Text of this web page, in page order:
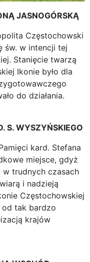
JASNOGÓRSKĄ
Częstochowski
św. w intencji tej
Stanięcie twarzą
Ikonie było dla
do działania.
S. WYSZYŃSKIEGO
kard. Stefana
miejsce, gdyż
w trudnych czasach
i nadzieją
Częstochowskiej
tak bardzo
krajów